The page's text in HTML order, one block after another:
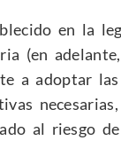
en la
(en
a adoptar
al riesgo